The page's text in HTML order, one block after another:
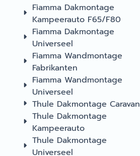
Fiamma Dakmontage
Kampeerauto F65/F80
Fiamma Dakmontage
Universeel
Fiamma Wandmontage
Fabrikanten
Fiamma Wandmontage
Universeel
Thule Dakmontage Caravan
Thule Dakmontage
Kampeerauto
Thule Dakmontage
Universeel